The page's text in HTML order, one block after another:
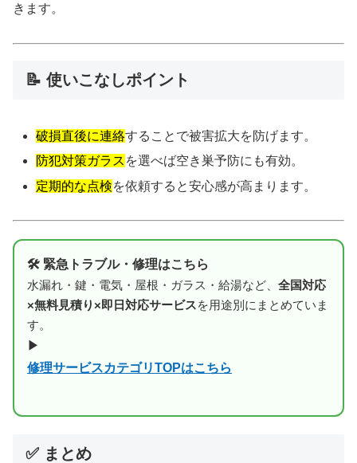
きます。
📝 使いこなしポイント
破損直後に連絡することで被害拡大を防げます。
防犯対策ガラス を選べば空き巣予防にも有効。
定期的な点検を依頼すると安心感が高まります。
🛠 緊急トラブル・修理はこちら
水漏れ・鍵・電気・屋根・ガラス・給湯など、 全国対応
×無料見積り×即日対応サービスを用途別にまとめていま
す。
▶
修理サービスカテゴリTOPはこちら
✅ まとめ